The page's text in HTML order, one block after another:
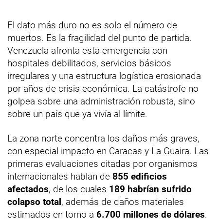
El dato más duro no es solo el número de
muertos. Es la fragilidad del punto de partida.
Venezuela afronta esta emergencia con
hospitales debilitados, servicios básicos
irregulares y una estructura logística erosionada
por años de crisis económica. La catástrofe no
golpea sobre una administración robusta, sino
sobre un país que ya vivía al límite.
La zona norte concentra los daños más graves,
con especial impacto en Caracas y La Guaira. Las
primeras evaluaciones citadas por organismos
internacionales hablan de 855 edificios
afectados, de los cuales 189 habrían sufrido
colapso total, además de daños materiales
estimados en torno a 6.700 millones de dólares.